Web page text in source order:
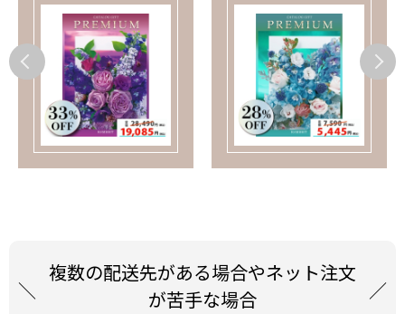
複数の配送先がある場合やネット注文
が苦手な場合